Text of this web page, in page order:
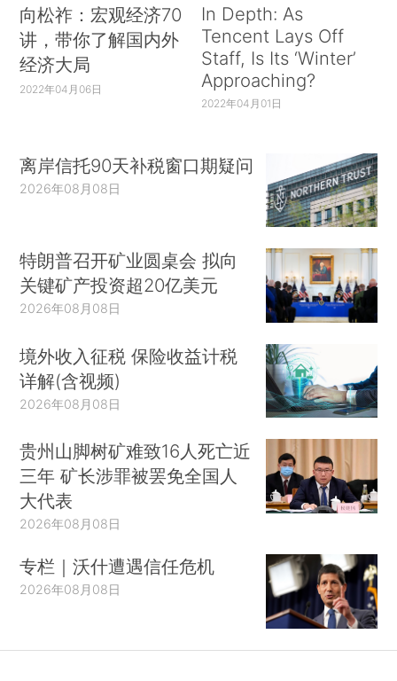
向松祚：宏观经济70
讲，带你了解国内外
经济大局
2022年04月06日
In Depth: As
Tencent Lays Off
Staff, Is Its ‘Winter’
Approaching?
2022年04月01日
离岸信托90天补税窗口期疑问
2026年08月08日
特朗普召开矿业圆桌会 拟向
关键矿产投资超20亿美元
2026年08月08日
境外收入征税 保险收益计税
详解(含视频)
2026年08月08日
贵州山脚树矿难致16人死亡近
三年 矿长涉罪被罢免全国人
大代表
2026年08月08日
专栏｜沃什遭遇信任危机
2026年08月08日